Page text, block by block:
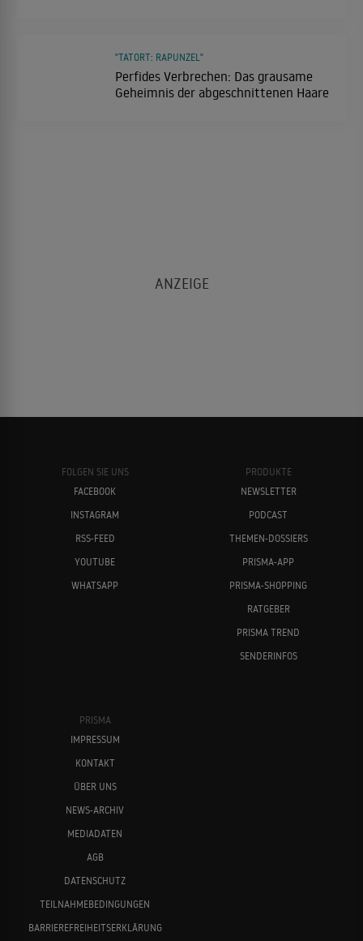
Perfides Verbrechen: Das grausame
Geheimnis der abgeschnittenen Haare
"TATORT: RAPUNZEL"
FOLGEN SIE UNS
FACEBOOK
INSTAGRAM
RSS-FEED
YOUTUBE
WHATSAPP
PRODUKTE
NEWSLETTER
PODCAST
THEMEN-DOSSIERS
PRISMA-APP
PRISMA-SHOPPING
RATGEBER
PRISMA TREND
SENDERINFOS
PRISMA
IMPRESSUM
KONTAKT
ÜBER UNS
NEWS-ARCHIV
MEDIADATEN
AGB
DATENSCHUTZ
TEILNAHMEBEDINGUNGEN
BARRIEREFREIHEITSERKLÄRUNG